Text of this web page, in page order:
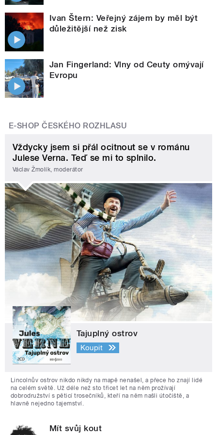
Ivan Štern: Veřejný zájem by měl být
důležitější než zisk
Jan Fingerland: Vlny od Ceuty omývají
Evropu
E-SHOP ČESKÉHO ROZHLASU
Vždycky jsem si přál ocitnout se v románu
Julese Verna. Teď se mi to splnilo.
Václav Žmolík, moderátor
Tajuplný ostrov
Koupit
Lincolnův ostrov nikdo nikdy na mapě nenašel, a přece ho znají lidé
na celém světě. Už déle než sto třicet let na něm prožívají
dobrodružství s pěticí trosečníků, kteří na něm našli útočiště, a
hlavně nejedno tajemství.
Mít svůj kout